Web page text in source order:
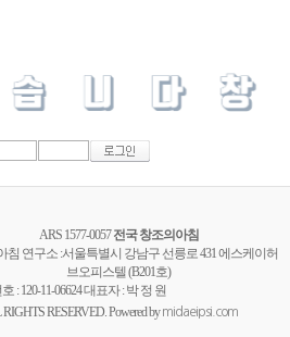
ARS 1577-0057전국 창조의아침
침 연구소 :서울특별시 강남구 선릉로 431 에스케이허
브오피스텔 (B201호)
: 120-11-06624 대표자 : 박 정 원
RESERVED. Powered bymidaeipsi.com